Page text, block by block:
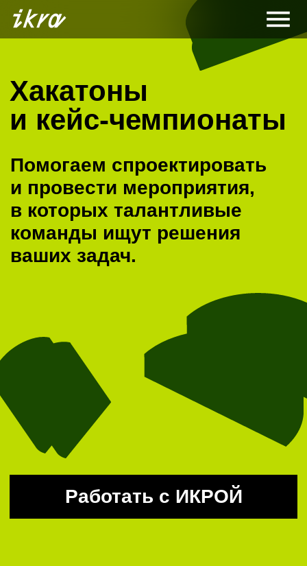
и кейс-чемпионаты
Помогаем спроектировать
и провести мероприятия,
команды ищут решения
ваших задач.
Работать с ИКРОЙ